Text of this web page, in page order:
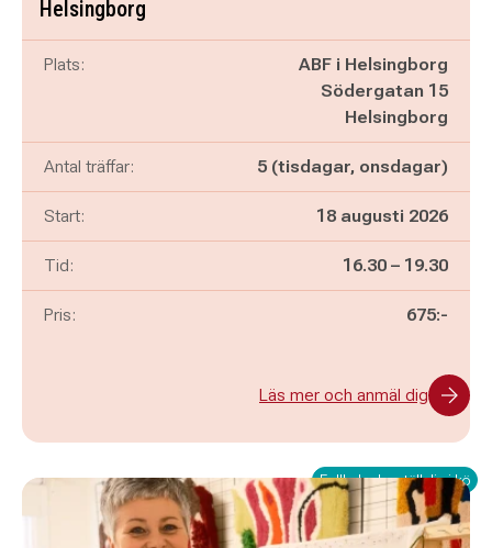
Helsingborg
Plats:
ABF i Helsingborg
Södergatan 15
Helsingborg
Antal träffar: 5 (tisdagar, onsdagar)
Start: 18 augusti 2026
Tid: Pågår mellan
16.30 – och
19.30
Pris: 675:-
Läs mer och anmäl dig
Fullbokad – ställ dig i kö